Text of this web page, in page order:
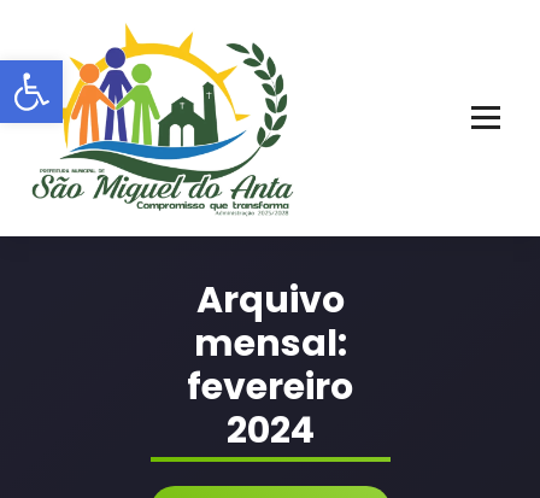
Barra de Ferramentas Aberta
o
conteúdo
Arquivo
mensal:
fevereiro
2024